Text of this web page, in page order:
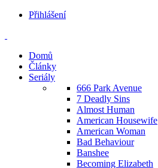
Přihlášení
Domů
Články
Seriály
666 Park Avenue
7 Deadly Sins
Almost Human
American Housewife
American Woman
Bad Behaviour
Banshee
Becoming Elizabeth